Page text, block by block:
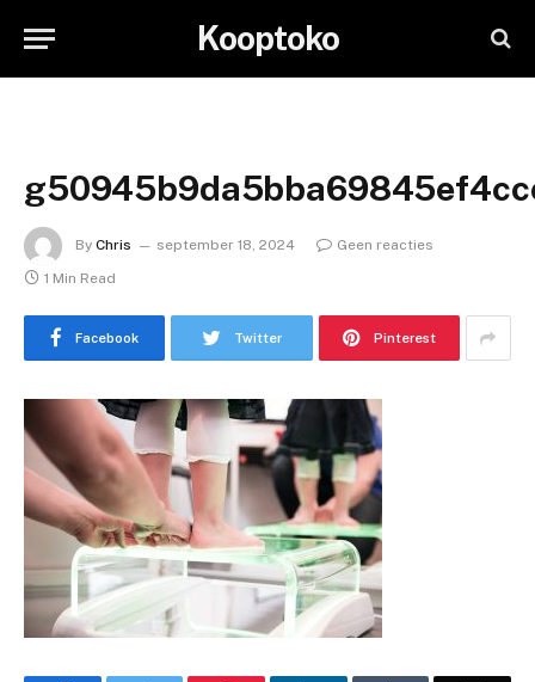
Kooptoko
By Chris september 18, 2024
Geen reacties
1 Min Read
Facebook Twitter Pinterest